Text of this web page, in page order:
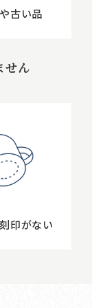
古い品
せん
印がない